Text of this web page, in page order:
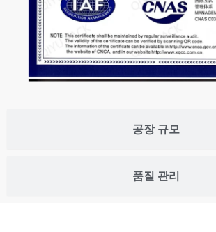
공장 규모
품질 관리